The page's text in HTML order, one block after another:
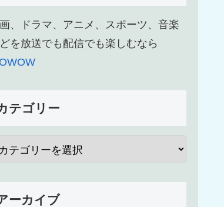
、ドラマ、アニメ、スポーツ、音楽
を放送でも配信でも楽しむなら
テゴリー
ーカイブ